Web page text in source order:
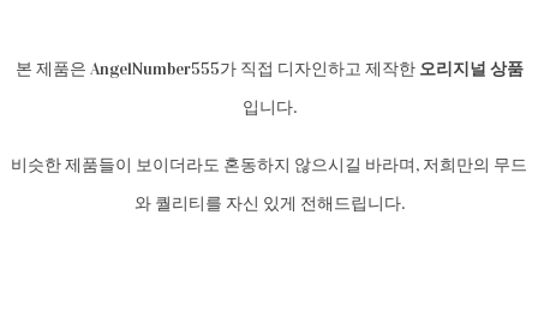
본 제품은 AngelNumber555가 직접 디자인하고 제작한 오리지널 상품
입니다.
비슷한 제품들이 보이더라도 혼동하지 않으시길 바라며, 저희만의 무드
와 퀄리티를 자신 있게 전해드립니다.